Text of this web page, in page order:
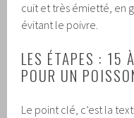
cuit et très émietté, en
évitant le poivre.
LES ÉTAPES :
POUR UN
Le point clé, c’est la